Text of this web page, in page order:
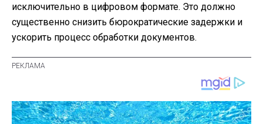
исключительно в цифровом формате. Это должно
существенно снизить бюрократические задержки и
ускорить процесс обработки документов.